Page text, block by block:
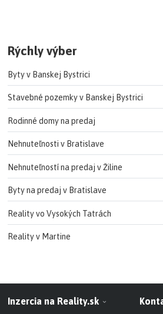
Rýchly výber
Byty v Banskej Bystrici
Stavebné pozemky v Banskej Bystrici
Rodinné domy na predaj
Nehnuteľnosti v Bratislave
Nehnuteľností na predaj v Žiline
Byty na predaj v Bratislave
Reality vo Vysokých Tatrách
Reality v Martine
Inzercia na Reality.sk